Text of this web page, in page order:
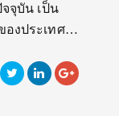
จุบัน เป็น
องประเทศ…